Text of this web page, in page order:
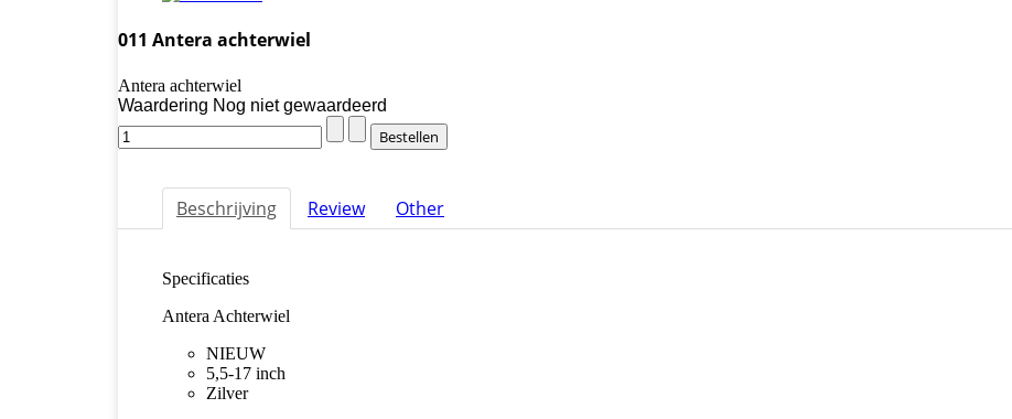
011 Antera achterwiel
Antera achterwiel
Waardering Nog niet gewaardeerd
Beschrijving Review Other
Specificaties
Antera Achterwiel
NIEUW
5,5-17 inch
Zilver